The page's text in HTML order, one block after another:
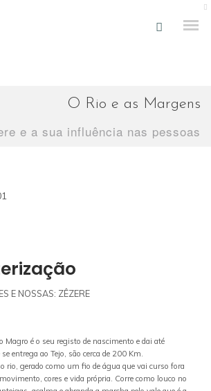
O Rio e as Margens
e a sua influência nas pessoas
E NOSSAS: ZÊZERE
Magro é o seu registo de nascimento e dai até
entrega ao Tejo, são cerca de 200 Km.
rio, gerado como um fio de água que vai curso fora
cores e vida própria. Corre como louco no